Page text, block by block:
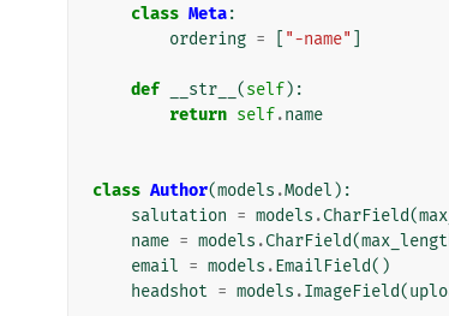
class Meta:
ordering = "-name"
def __str__ (self):
return self.name
class Author(models .Model ):
salutation = models .CharField(
name = models .CharField(
email = models .EmailField()
headshot = models .ImageField(